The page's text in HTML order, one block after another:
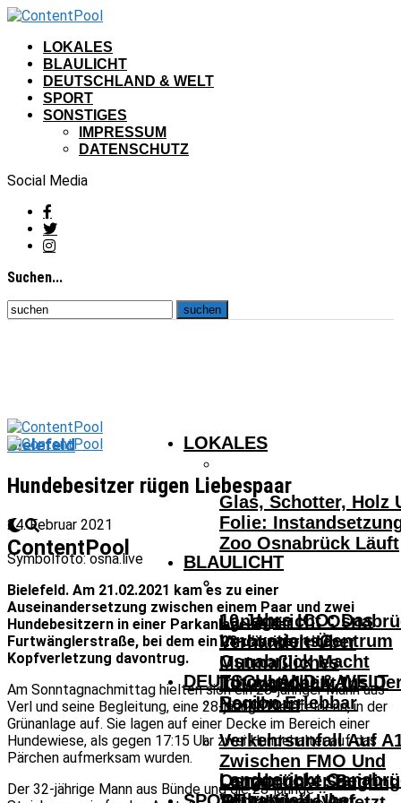
LOKALES
BLAULICHT
DEUTSCHLAND & WELT
SPORT
SONSTIGES
IMPRESSUM
DATENSCHUTZ
Social Media
Suchen...
ContentPool
LOKALES
Glas, Schotter, Holz
Folie:
Zoo Osnabrück Läuft
10 Jahre ICO: Das
InnovationsCentrum
Osnabrück Macht
Innovationen Aus
Region Erlebbar
Landgericht
BLAULICHT
Landgericht
Verhandelt Über
Mutmaßliches
Tötungsdelikt In
Nordhorn
Osnabrücker Beim
DEUTSCHLAND & WELT
Verkehrsunfall Auf
Zwischen FMO Und
Lengerich –
Bielefeld
Hundebesitzer rügen Liebespaar
24. Februar 2021
Symbolfoto: osna.live
Bielefeld. Am 21.02.2021 kam es zu einer
Auseinandersetzung zwischen einem Paar und zwei
Hundebesitzern in einer Parkanlage an der
Furtwänglerstraße, bei dem ein 28-Jähriger eine
Kopfverletzung davontrug.
Am Sonntagnachmittag hielten sich ein 28-jähriger Mann aus
Verl und seine Begleitung, eine 28-jährige Bielefelderin, in der
Grünanlage auf. Sie lagen auf einer Decke im Bereich einer
Hundewiese, als gegen 17:15 Uhr zwei Hundehalter auf das
Pärchen aufmerksam wurden.
Der 32-jährige Mann aus Bünde und die 28-jährige